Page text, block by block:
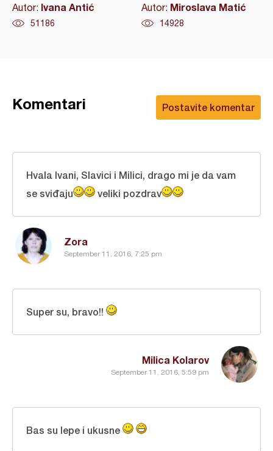
Autor: Ivana Antić
51186
Autor: Miroslava Matić
14928
Postavite komentar
Komentari
Zora
September 11, 2016, 7:25 pm
Hvala Ivani, Slavici i Milici, drago mi je da vam
se sviđaju
veliki pozdrav
Milica Kolarov
September 11, 2016, 5:59 pm
Super su, bravo!!
Bas su lepe i ukusne